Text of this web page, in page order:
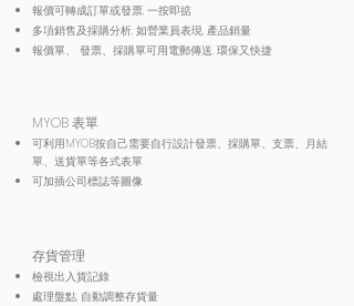
報價可轉成訂單或發票, 一按即掂
多項銷售及採購分析, 如營業員表現, 產品銷量
報價單、 發票、採購單可用電郵傳送, 環保又快捷
MYOB 表單
可利用MYOB按自己需要自行設計發票、採購單、支票、月結
單、送貨單等各式表單
可加插公司標誌等圖像
存貨管理
檢視出入貨記錄
處理盤點, 自動調整存貨量